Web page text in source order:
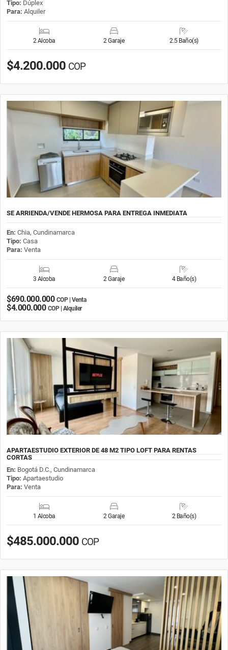
Tipo: Dúplex
Para: Alquiler
2 Alcoba 2 Garaje 2.5 Baño(s)
$4.200.000 COP
SE ARRIENDA/VENDE HERMOSA PARA ENTREGA INMEDIATA
En: Chia, Cundinamarca
Tipo: Casa
Para: Venta
3 Alcoba 2 Garaje 4 Baño(s)
$690.000.000 COP | Venta
$4.000.000 COP | Alquiler
APARTAESTUDIO EXTERIOR DE 48 M2 TIPO LOFT PARA RENTAS
CORTAS
En: Bogotá D.C., Cundinamarca
Tipo: Apartaestudio
Para: Venta
1 Alcoba 2 Garaje 2 Baño(s)
$485.000.000 COP